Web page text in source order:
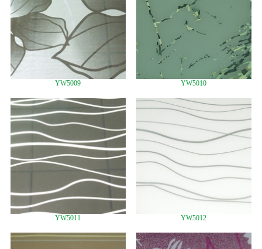
YW5009 YW5010
YW5011 YW5012